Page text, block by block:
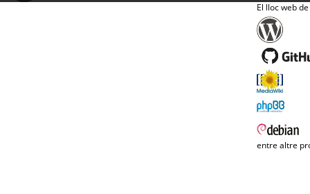
El lloc web
entre altre